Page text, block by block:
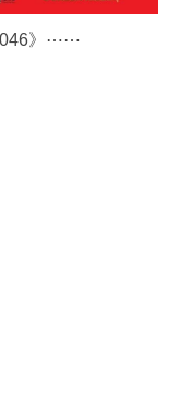
》⋯⋯